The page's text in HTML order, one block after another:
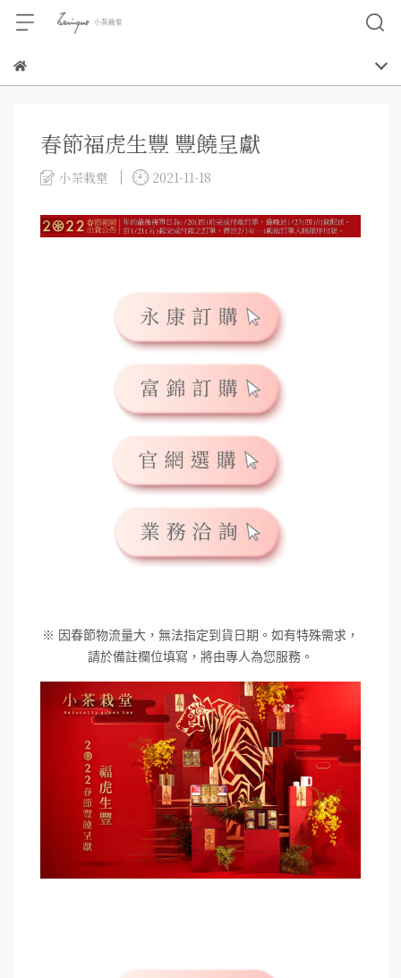
春節福虎生豐 豐饒呈獻
小茶栽堂 2021-11-18
※ 因春節物流量大，無法指定到貨日期。如有特殊需求，
請於備註欄位填寫，將由專人為您服務。